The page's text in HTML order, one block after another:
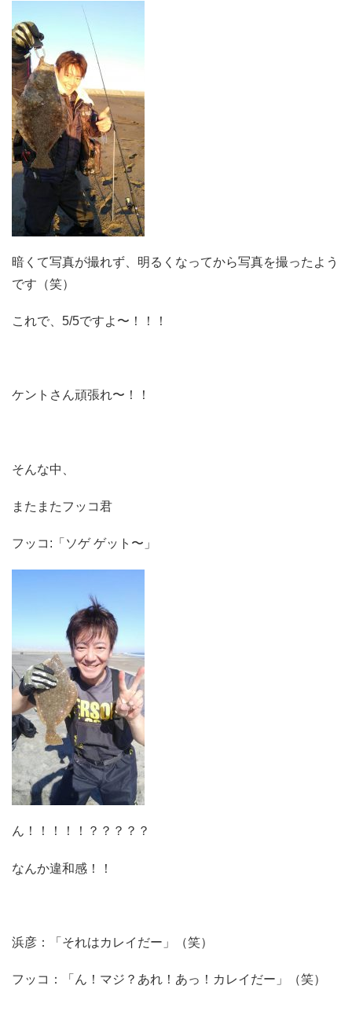
暗くて写真が撮れず、明るくなってから写真を撮ったよう
です（笑）
これで、5/5ですよ〜！！！
ケントさん頑張れ〜！！
そんな中、
またまたフッコ君
フッコ:「ソゲ ゲット〜」
ん！！！！！？？？？？
なんか違和感！！
浜彦：「それはカレイだー」（笑）
フッコ：「ん！マジ？あれ！あっ！カレイだー」（笑）